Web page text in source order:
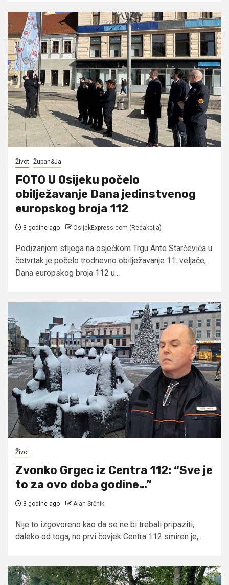
Život Župan&Ja
FOTO U Osijeku počelo
obilježavanje Dana jedinstvenog
europskog broja 112
3 godine ago OsijekExpress.com (Redakcija)
Podizanjem stijega na osječkom Trgu Ante Starčevića u
četvrtak je počelo trodnevno obilježavanje 11. veljače,
Dana europskog broja 112 u...
Život
Zvonko Grgec iz Centra 112: “Sve je
to za ovo doba godine…”
3 godine ago Alan Srčnik
Nije to izgovoreno kao da se ne bi trebali pripaziti,
daleko od toga, no prvi čovjek Centra 112 smiren je,...